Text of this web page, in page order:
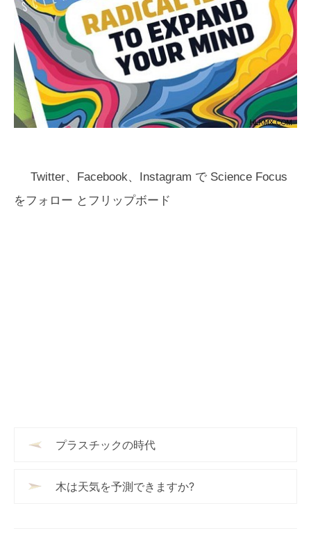
Twitter、Facebook、Instagram で Science Focus
をフォロー とフリップボード
プラスチックの時代
木は天気を予測できますか?